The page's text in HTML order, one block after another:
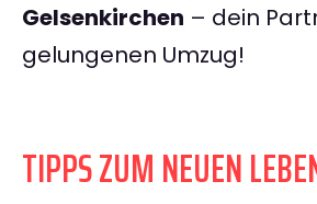
Gelsenkirchen – dein
gelungenen Umzug!
TIPPS ZUM NEUEN